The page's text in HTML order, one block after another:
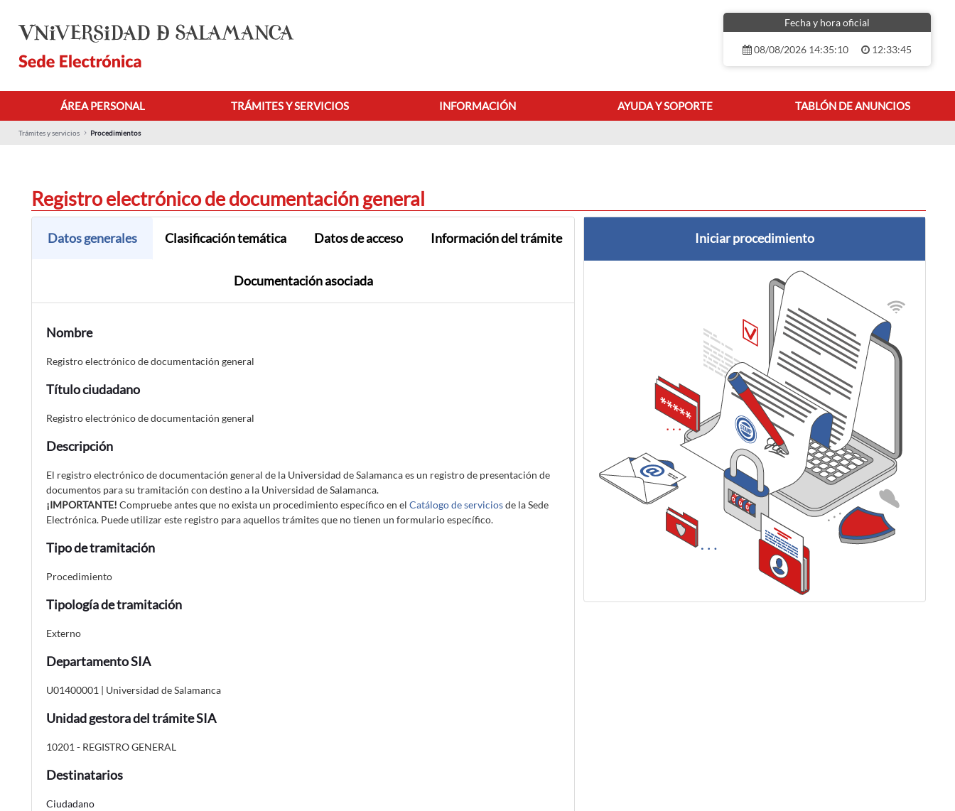
Fecha y hora oficial
08/08/2026 14:35:10 12:33:45
ÁREA PERSONAL TRÁMITES Y SERVICIOS INFORMACIÓN AYUDA Y SOPORTE TABLÓN DE ANUNCIOS
Trámites y servicios Procedimientos
Registro electrónico de documentación general
Datos generales Clasificación temática Datos de acceso Información del trámite
Documentación asociada
Nombre
Registro electrónico de documentación general
Título ciudadano
Registro electrónico de documentación general
Descripción
El registro electrónico de documentación general de la Universidad de Salamanca es un registro de presentación de
documentos para su tramitación con destino a la Universidad de Salamanca.
¡IMPORTANTE! Compruebe antes que no exista un procedimiento específico en el Catálogo de serviciosde la Sede
Electrónica. Puede utilizar este registro para aquellos trámites que no tienen un formulario específico.
Tipo de tramitación
Procedimiento
Tipología de tramitación
Externo
Departamento SIA
U01400001 | Universidad de Salamanca
Unidad gestora del trámite SIA
10201 - REGISTRO GENERAL
Destinatarios
Ciudadano
Iniciar procedimiento